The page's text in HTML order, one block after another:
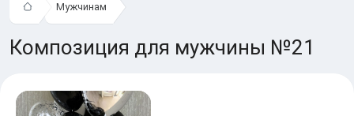
Мужчинам
Композиция для мужчины №21